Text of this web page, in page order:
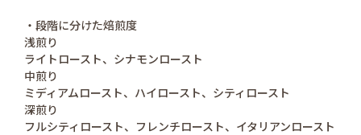
・段階に分けた焙煎度
浅煎り
ライトロースト、シナモンロースト
中煎り
ミディアムロースト、ハイロースト、シティロースト
深煎り
フルシティロースト、フレンチロースト、イタリアンロースト